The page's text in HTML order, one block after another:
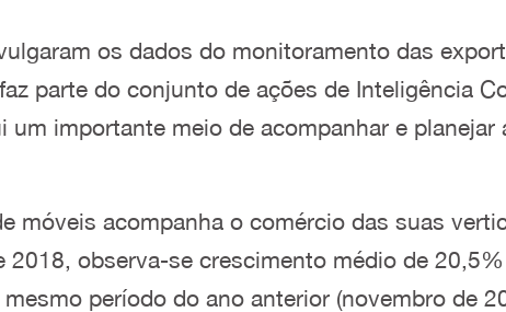
os dados do monitoramento das
parte do conjunto de ações de Inteligência
importante meio de acompanhar e planejar
móveis acompanha o comércio das suas
2018, observa-se crescimento médio de
período do ano anterior (novembro de